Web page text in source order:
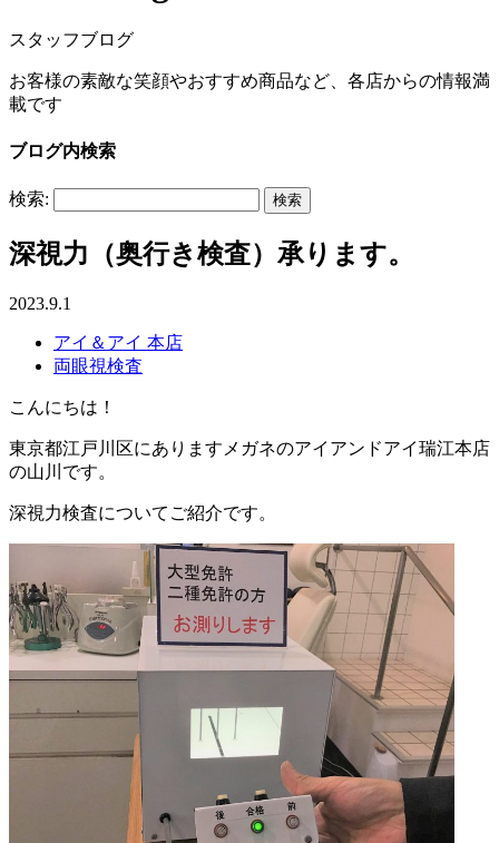
スタッフブログ
お客様の素敵な笑顔やおすすめ商品など、各店からの情報満
載です
ブログ内検索
検索:
深視力（奥行き検査）承ります。
2023.9.1
アイ＆アイ 本店
両眼視検査
こんにちは！
東京都江戸川区にありますメガネのアイアンドアイ瑞江本店
の山川です。
深視力検査についてご紹介です。